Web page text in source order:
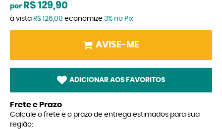
por R$ 129,90
à vista R$ 126,00 economize 3% no Pix
AVISE-ME
ADICIONAR AOS FAVORITOS
Frete e Prazo
Calcule o frete e o prazo de entrega estimados para sua
região: